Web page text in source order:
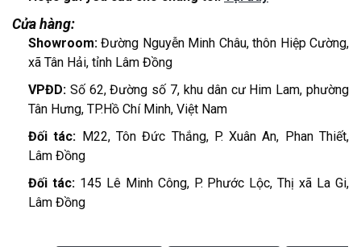
Cửa hàng:
Showroom:Đường Nguyễn Minh Châu, thôn Hiệp Cường,
xã Tân Hải, tỉnh Lâm Đồng
VPĐD: Số 62, Đường số 7, khu dân cư Him Lam, phường
Tân Hưng, TP.Hồ Chí Minh, Việt Nam
Đối tác: M22, Tôn Đức Thắng, P. Xuân An, Phan Thiết,
Lâm Đồng
Đối tác: 145 Lê Minh Công, P. Phước Lộc, Thị xã La Gi,
Lâm Đồng